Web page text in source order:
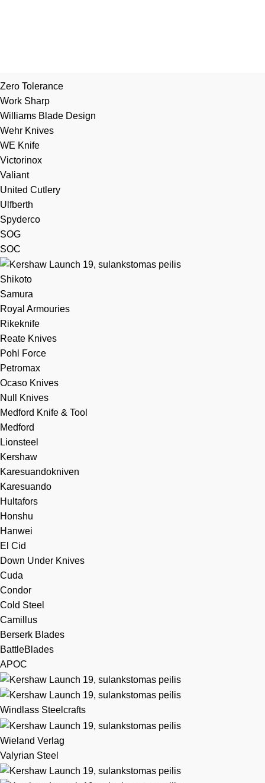
Zero Tolerance
Work Sharp
Williams Blade Design
Wehr Knives
WE Knife
Victorinox
Valiant
United Cutlery
Ulfberth
Spyderco
SOG
SOC
Shikoto
Samura
Royal Armouries
Rikeknife
Reate Knives
Pohl Force
Petromax
Ocaso Knives
Null Knives
Medford Knife & Tool
Medford
Lionsteel
Kershaw
Karesuandokniven
Karesuando
Hultafors
Honshu
Hanwei
El Cid
Down Under Knives
Cuda
Condor
Cold Steel
Camillus
Berserk Blades
BattleBlades
APOC
Windlass Steelcrafts
Wieland Verlag
Valyrian Steel